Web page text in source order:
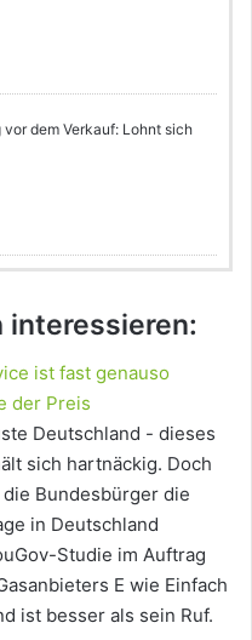
dem Verkauf: Lohnt sich
interessieren:
ist fast genauso
der Preis
Deutschland - dieses
sich hartnäckig. Doch
Bundesbürger die
in Deutschland
Studie im Auftrag
E wie Einfach
ist besser als sein Ruf.